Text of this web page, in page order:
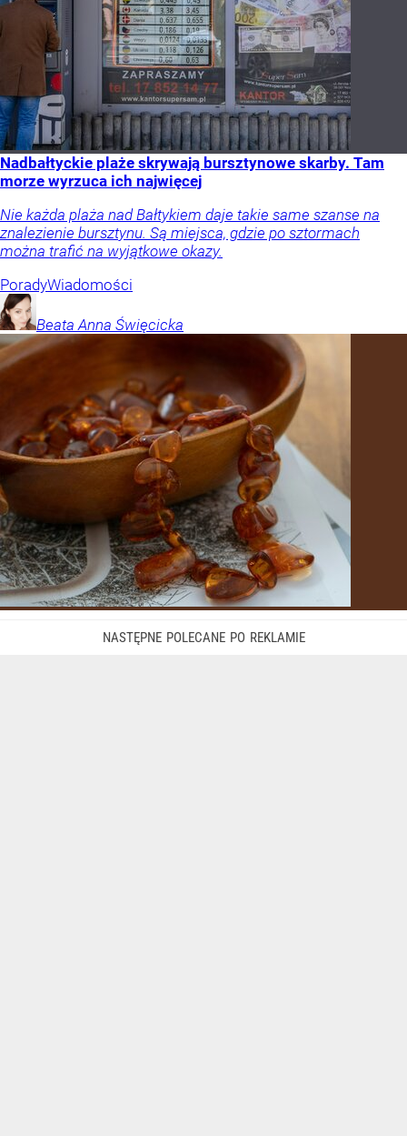
Nadbałtyckie plaże skrywają bursztynowe skarby. Tam
morze wyrzuca ich najwięcej
Nie każda plaża nad Bałtykiem daje takie same szanse na
znalezienie bursztynu. Są miejsca, gdzie po sztormach
można trafić na wyjątkowe okazy.
PoradyWiadomości
Beata Anna Święcicka